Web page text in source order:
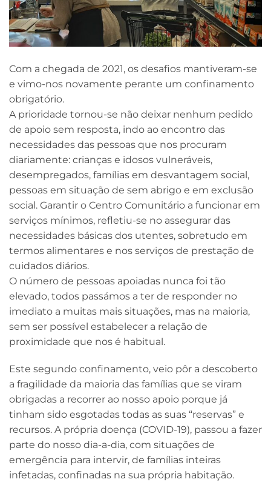
Com a chegada de 2021, os desafios mantiveram-se
e vimo-nos novamente perante um confinamento
obrigatório.
A prioridade tornou-se não deixar nenhum pedido
de apoio sem resposta, indo ao encontro das
necessidades das pessoas que nos procuram
diariamente: crianças e idosos vulneráveis,
desempregados, famílias em desvantagem social,
pessoas em situação de sem abrigo e em exclusão
social. Garantir o Centro Comunitário a funcionar em
serviços mínimos, refletiu-se no assegurar das
necessidades básicas dos utentes, sobretudo em
termos alimentares e nos serviços de prestação de
cuidados diários.
O número de pessoas apoiadas nunca foi tão
elevado, todos passámos a ter de responder no
imediato a muitas mais situações, mas na maioria,
sem ser possível estabelecer a relação de
proximidade que nos é habitual.
Este segundo confinamento, veio pôr a descoberto
a fragilidade da maioria das famílias que se viram
obrigadas a recorrer ao nosso apoio porque já
tinham sido esgotadas todas as suas “reservas” e
recursos. A própria doença (COVID-19), passou a fazer
parte do nosso dia-a-dia, com situações de
emergência para intervir, de famílias inteiras
infetadas, confinadas na sua própria habitação.